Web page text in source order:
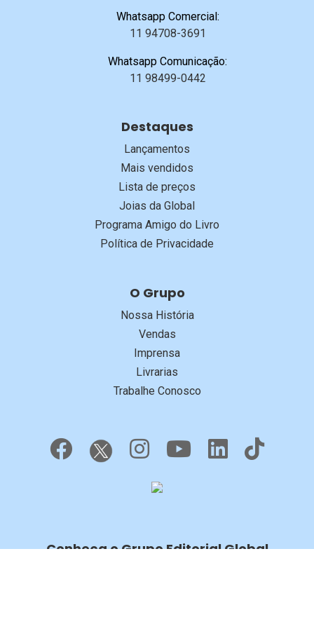
Whatsapp Comercial:
11 94708-3691
Whatsapp Comunicação:
11 98499-0442
Destaques
Lançamentos
Mais vendidos
Lista de preços
Joias da Global
Programa Amigo do Livro
Política de Privacidade
O Grupo
Nossa História
Vendas
Imprensa
Livrarias
Trabalhe Conosco
Conheça o Grupo Editorial Global